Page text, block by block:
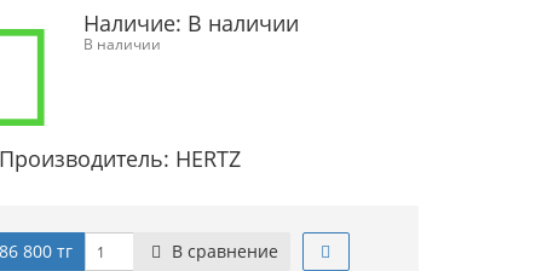
Наличие: В наличии
В наличии
Производитель: HERTZ
800 тг В сравнение